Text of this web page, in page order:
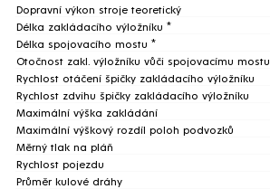
Dopravní výkon stroje teoretický
Délka zakládacího výložníku *
Délka spojovacího mostu *
Otočnost zakl. výložníku vůči spojovacímu mostu
Rychlost otáčení špičky zakládacího výložníku
Rychlost zdvihu špičky zakládacího výložníku
Maximální výška zakládání
Maximální výškový rozdíl poloh podvozků
Měrný tlak na pláň
Rychlost pojezdu
Průměr kulové dráhy